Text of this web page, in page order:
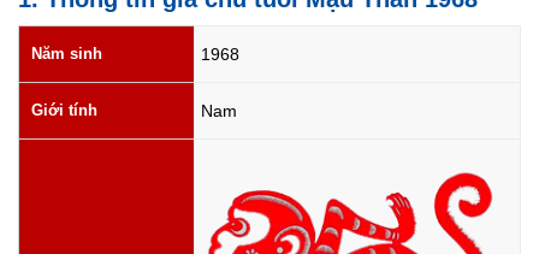
Năm sinh 1968
Giới tính Nam